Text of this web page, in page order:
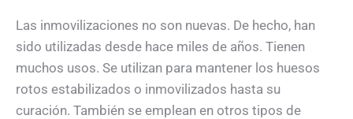
Las inmovilizaciones no son nuevas. De hecho, han
sido utilizadas desde hace miles de años. Tienen
muchos usos. Se utilizan para mantener los huesos
rotos estabilizados o inmovilizados hasta su
curación. También se emplean en otros tipos de